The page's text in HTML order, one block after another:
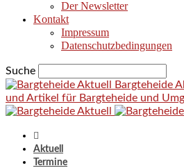
Der Newsletter
Kontakt
Impressum
Datenschutzbedingungen
Suche
Bargteheide
und Artikel für Bargteheide und
Aktuell
Termine